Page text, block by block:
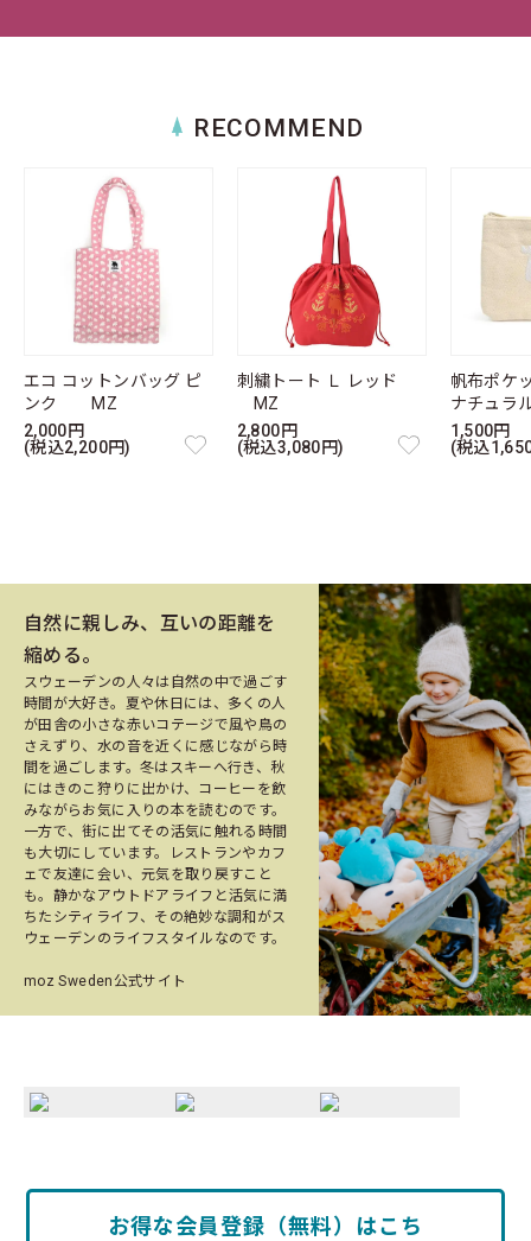
RECOMMEND
エコ コットンバッグ ピ
ンク MZ
2,000円
(税込2,200円)
刺繍トート Ｌ レッド
MZ
2,800円
(税込3,080円)
帆布ポケ
ナチュ
1,500円
(税込
自然に親しみ、互いの距離を
縮める。
スウェーデンの人々は自然の中で過ごす
時間が大好き。夏や休日には、多くの人
が田舎の小さな赤いコテージで風や鳥の
さえずり、水の音を近くに感じながら時
間を過ごします。冬はスキーへ行き、秋
にはきのこ狩りに出かけ、コーヒーを飲
みながらお気に入りの本を読むのです。
一方で、街に出てその活気に触れる時間
も大切にしています。レストランやカフ
ェで友達に会い、元気を取り戻すこと
も。静かなアウトドアライフと活気に満
ちたシティライフ、その絶妙な調和がス
ウェーデンのライフスタイルなのです。
moz Sweden公式サイト
お得な会員登録（無料）はこち